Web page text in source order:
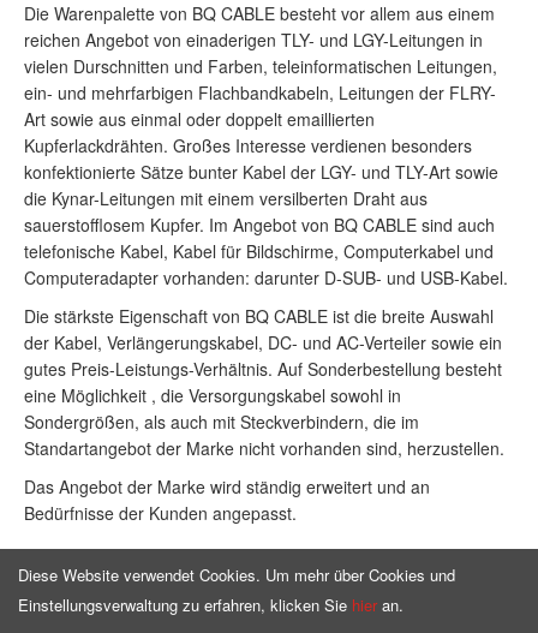
Die Warenpalette von BQ CABLE besteht vor allem aus einem
reichen Angebot von einaderigen TLY- und LGY-Leitungen in
vielen Durschnitten und Farben, teleinformatischen Leitungen,
ein- und mehrfarbigen Flachbandkabeln, Leitungen der FLRY-
Art sowie aus einmal oder doppelt emaillierten
Kupferlackdrähten. Großes Interesse verdienen besonders
konfektionierte Sätze bunter Kabel der LGY- und TLY-Art sowie
die Kynar-Leitungen mit einem versilberten Draht aus
sauerstofflosem Kupfer. Im Angebot von BQ CABLE sind auch
telefonische Kabel, Kabel für Bildschirme, Computerkabel und
Computeradapter vorhanden: darunter D-SUB- und USB-Kabel.
Die stärkste Eigenschaft von BQ CABLE ist die breite Auswahl
der Kabel, Verlängerungskabel, DC- und AC-Verteiler sowie ein
gutes Preis-Leistungs-Verhältnis. Auf Sonderbestellung besteht
eine Möglichkeit , die Versorgungskabel sowohl in
Sondergrößen, als auch mit Steckverbindern, die im
Standartangebot der Marke nicht vorhanden sind, herzustellen.
Das Angebot der Marke wird ständig erweitert und an
Bedürfnisse der Kunden angepasst.
Homepage Angebot
Diese Website verwendet Cookies. Um mehr über Cookies und
Einstellungsverwaltung zu erfahren, klicken Sie hieran.